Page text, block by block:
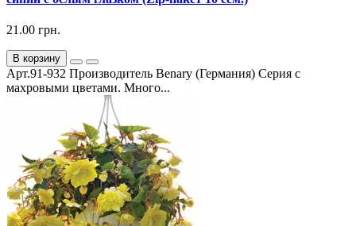
21.00 грн.
В корзину
Арт.91-932 Производитель Benary (Германия) Серия с
махровыми цветами. Много...